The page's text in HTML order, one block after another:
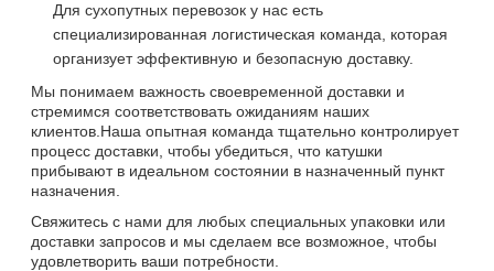
Для сухопутных перевозок у нас есть
специализированная логистическая команда, которая
организует эффективную и безопасную доставку.
Мы понимаем важность своевременной доставки и
стремимся соответствовать ожиданиям наших
клиентов.Наша опытная команда тщательно контролирует
процесс доставки, чтобы убедиться, что катушки
прибывают в идеальном состоянии в назначенный пункт
назначения.
Свяжитесь с нами для любых специальных упаковки или
доставки запросов и мы сделаем все возможное, чтобы
удовлетворить ваши потребности.